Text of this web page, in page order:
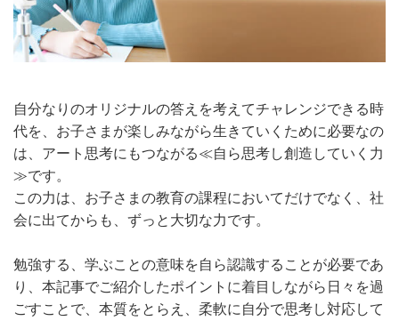
自分なりのオリジナルの答えを考えてチャレンジできる時
代を、お子さまが楽しみながら生きていくために必要なの
は、アート思考にもつながる≪自ら思考し創造していく力
≫です。
この力は、お子さまの教育の課程においてだけでなく、社
会に出てからも、ずっと大切な力です。
勉強する、学ぶことの意味を自ら認識することが必要であ
り、本記事でご紹介したポイントに着目しながら日々を過
ごすことで、本質をとらえ、柔軟に自分で思考し対応して